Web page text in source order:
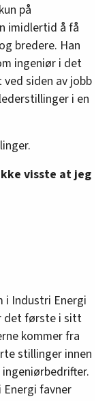
på
imidlertid å få
bredere. Han
ingeniør i det
siden av jobb
i en
visste at jeg
i Industri Energi
det første i sitt
kommer fra
stillinger innen
favner